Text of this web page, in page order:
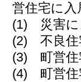
営住宅に
(1)
災害
(2)
不良
(3)
町営
(4)
町営